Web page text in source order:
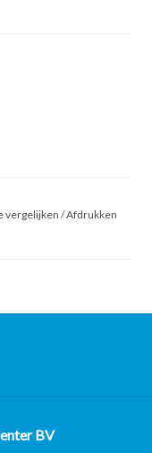
vergelijken /Afdrukken
BV